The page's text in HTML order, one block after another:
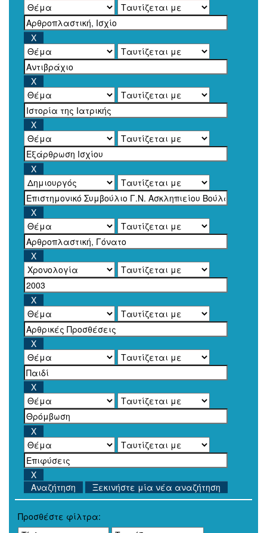
Ξεκινήστε μία νέα αναζήτηση
Προσθέστε φίλτρα: